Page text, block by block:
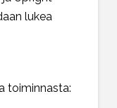
lukea
toiminnasta: